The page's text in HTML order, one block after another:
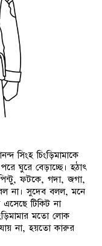
চিংড়িমামাকে
ঘুরে বেড়াচ্ছে। হঠাৎ
ফটকে, গদা, জগা,
না। সুদেব বলল, মনে
টিকিট না
মতো লোক
না, হয়তো কারুর